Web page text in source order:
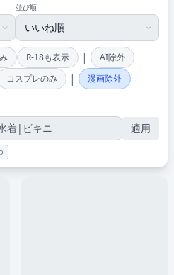
並び順
R-18も表示 |
AI除外
コスプレのみ |
漫画除外
適用